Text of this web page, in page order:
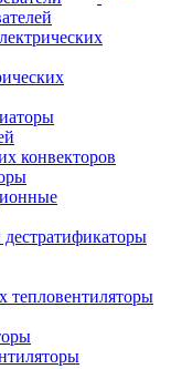
конвекторов
тепловентиляторы